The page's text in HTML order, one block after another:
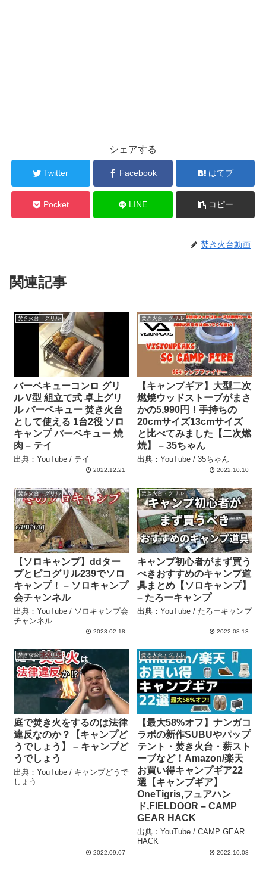
シェアする
Twitter Facebook はてブ
Pocket LINE コピー
焚き火台動画
関連記事
焚き火台・グリル
バーベキューコンロ グリ
ル V型 組立て式 卓上グリ
ル バーベキュー 焚き火台
として使える 1台2役 ソロ
キャンプ バーベキュー 焼
肉 – テイ
出典：YouTube / テイ
2022.12.21
焚き火台・グリル
【キャンプギア】大型二次
燃焼ウッドストーブがまさ
かの5,990円！手持ちの
20cmサイズ13cmサイズ
と比べてみました【二次燃
焼】 – 35ちゃん
出典：YouTube / 35ちゃん
2022.10.10
焚き火台・グリル
【ソロキャンプ】ddター
プとピコグリル239でソロ
キャンプ！ – ソロキャンプ
会チャンネル
出典：YouTube / ソロキャンプ会
チャンネル
2023.02.18
焚き火台・グリル
キャンプ初心者がまず買う
べきおすすめのキャンプ道
具まとめ【ソロキャンプ】
– たろーキャンプ
出典：YouTube / たろーキャンプ
2022.08.13
焚き火台・グリル
庭で焚き火をするのは法律
違反なのか？【キャンプど
うでしょう】 – キャンプど
うでしょう
出典：YouTube / キャンプどうで
しょう
2022.09.07
焚き火台・グリル
【最大58%オフ】ナンガコ
ラボの新作SUBUやパップ
テント・焚き火台・薪スト
ーブなど！Amazon/楽天
お買い得キャンプギア22
選【キャンプギア】
OneTigris,フュアハン
ド,FIELDOOR – CAMP
GEAR HACK
出典：YouTube / CAMP GEAR
HACK
2022.10.08